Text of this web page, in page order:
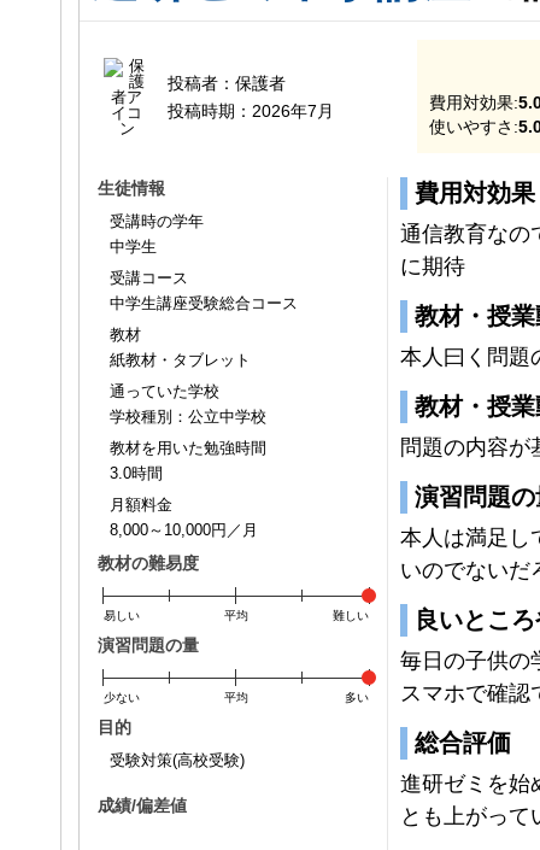
投稿者： 保護者
投稿時期： 2026年7月 費用対効果:
使いやすさ:
生徒情報
受講時の学年
中学生
受講コース
中学生講座受験総合コース
教材
紙教材・タブレット
通っていた学校
学校種別：公立中学校
教材を用いた勉強時間
3.0時間
月額料金
8,000～10,000円／月
教材の難易度
易しい 平均 難しい
演習問題の量
少ない 平均 多い
目的
受験対策(高校受験)
成績/偏差値
費用対効果
通信教育なの
に期待
教材・授
本人曰く問題
教材・授
問題の内容が
演習問題の
本人は満足し
いのでないだ
良いとこ
毎日の子供の
スマホで確認
総合評価
進研ゼミを始
とも上がって